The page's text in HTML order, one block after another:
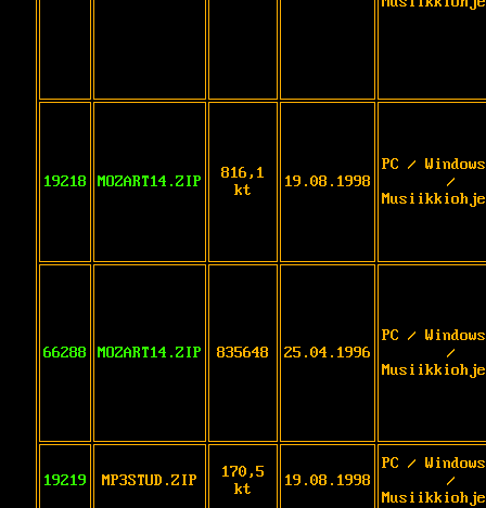
19218 MOZART14.ZIP
816,1
kt
19.08.1998
PC /
/
66288 MOZART14.ZIP 835648 25.04.1996
PC /
/
19219 MP3STUD.ZIP
170,5
kt
19.08.1998
PC /
/